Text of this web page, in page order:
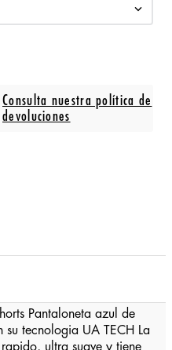
Consulta nuestra política de
devoluciones
Pantaloneta azul de
su tecnologia UA TECH La
ultra suave y tiene